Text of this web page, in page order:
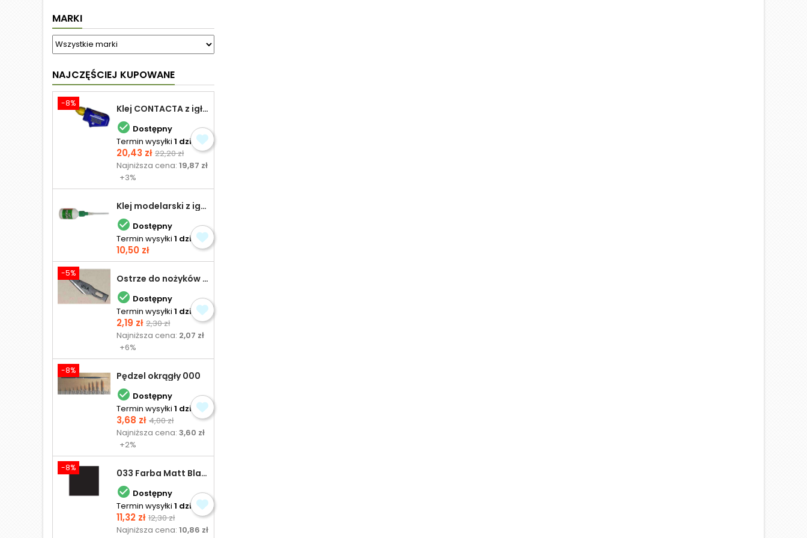
MARKI
NAJCZĘŚCIEJ KUPOWANE
-8% Klej CONTACTA z igłą do plastiku 25,0 g
 Dostępny
Termin wysyłki 1 dzień
Cena
20,43 zł Cena
podstawowa
22,20 zł
Najniższa cena:19,87 zł
+3%
Klej modelarski z igłą 30 ml
 Dostępny
Termin wysyłki 1 dzień
Cena
10,50 zł
-5% Ostrze do nożyków Excel
 Dostępny
Termin wysyłki 1 dzień
Cena
2,19 zł Cena
podstawowa
2,30 zł
Najniższa cena: 2,07 zł
+6%
-8% Pędzel okrągły 000
 Dostępny
Termin wysyłki 1 dzień
Cena
3,68 zł Cena
podstawowa
4,00 zł
Najniższa cena:3,60 zł
+2%
-8% 033 Farba Matt Black - olejna
 Dostępny
Termin wysyłki 1 dzień
Cena
11,32 zł Cena
podstawowa
12,30 zł
Najniższa cena:10,86 zł